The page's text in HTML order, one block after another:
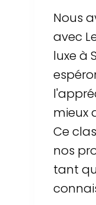
Nous
avec
luxe à
mieux
Ce
nos
tant